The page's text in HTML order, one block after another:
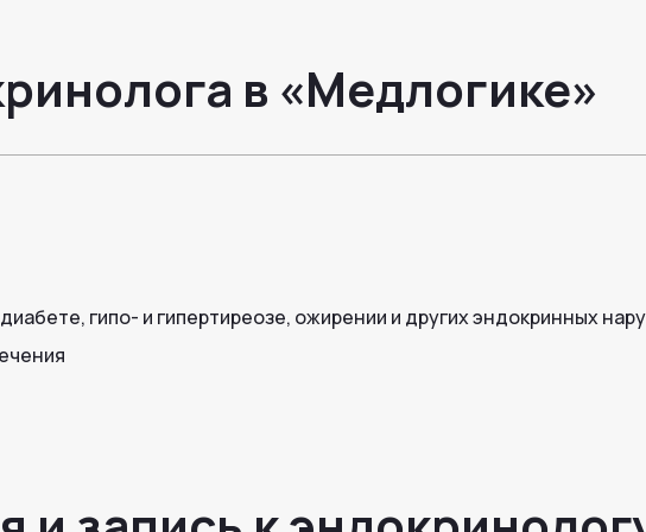
в «Медлогике»
гипо- и гипертиреозе, ожирении и других эндокринных